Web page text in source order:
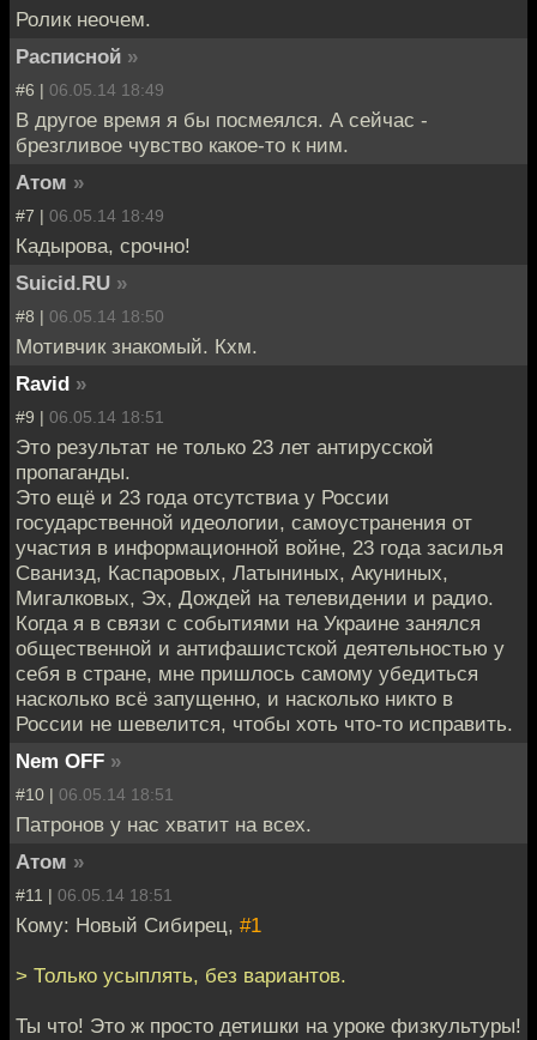
Ролик неочем.
Расписной »
#6 | 06.05.14 18:49
В другое время я бы посмеялся. А сейчас -
брезгливое чувство какое-то к ним.
Атом »
#7 | 06.05.14 18:49
Кадырова, срочно!
Suicid.RU »
#8 | 06.05.14 18:50
Мотивчик знакомый. Кхм.
Ravid »
#9 | 06.05.14 18:51
Это результат не только 23 лет антирусской
пропаганды.
Это ещё и 23 года отсутствиа у России
государственной идеологии, самоустранения от
участия в информационной войне, 23 года засилья
Сванизд, Каспаровых, Латыниных, Акуниных,
Мигалковых, Эх, Дождей на телевидении и радио.
Когда я в связи с событиями на Украине занялся
общественной и антифашистской деятельностью у
себя в стране, мне пришлось самому убедиться
насколько всё запущенно, и насколько никто в
России не шевелится, чтобы хоть что-то исправить.
Nem OFF »
#10 | 06.05.14 18:51
Патронов у нас хватит на всех.
Атом »
#11 | 06.05.14 18:51
Кому: Новый Сибирец, #1
> Только усыплять, без вариантов.
Ты что! Это ж просто детишки на уроке физкультуры!